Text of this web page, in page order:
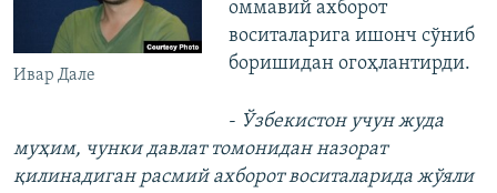
Ивар Дале
оммавий ахборот
воситаларига ишонч сўниб
боришидан огоҳлантирди.
- Ўзбекистон учун жуда
муҳим, чунки давлат томонидан назорат
қилинадиган расмий ахборот воситаларида жўяли